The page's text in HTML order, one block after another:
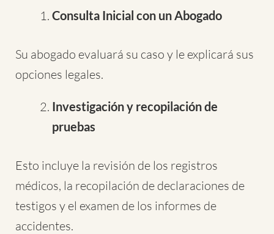
Consulta Inicial con un Abogado
Su abogado evaluará su caso y le explicará sus
opciones legales.
Investigación y recopilación de
pruebas
Esto incluye la revisión de los registros
médicos, la recopilación de declaraciones de
testigos y el examen de los informes de
accidentes.